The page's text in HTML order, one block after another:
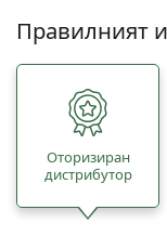
Правилният
Oторизиран
дистрибутор